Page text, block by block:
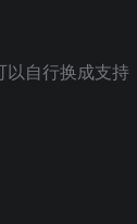
以自行换成支持